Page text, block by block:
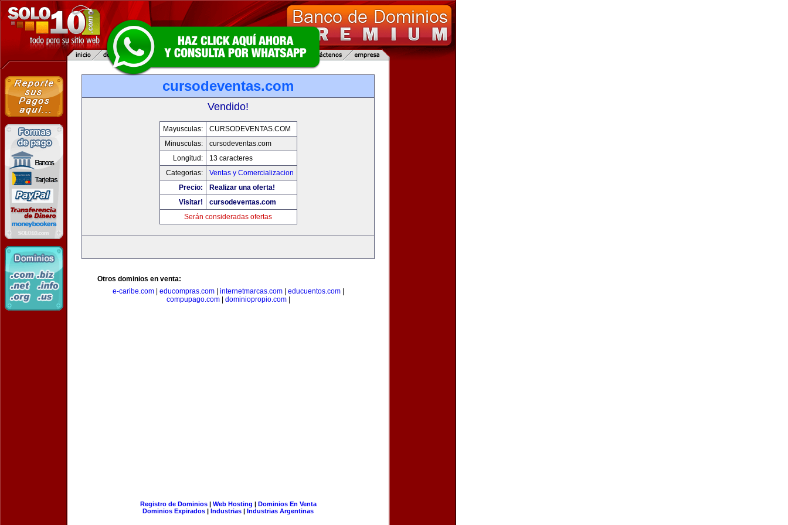
cursodeventas.com
Vendido!
Mayusculas:
CURSODEVENTAS.COM
Minusculas:
cursodeventas.com
Longitud:
13 caracteres
Categorias:
Ventas y Comercializacion
Precio:
Realizar una oferta!
Visitar!
cursodeventas.com
Serán consideradas ofertas
Otros dominios en venta:
e-caribe.com| educompras.com| internetmarcas.com| educuentos.com|
compupago.com| dominiopropio.com|
Registro de Dominios| Web Hosting | Dominios En Venta
Dominios Expirados | Industrias | Industrias Argentinas